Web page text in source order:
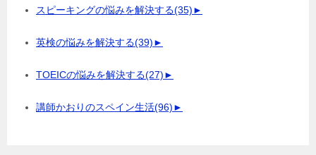
スピーキングの悩みを解決する(35)►
英検の悩みを解決する(39)►
TOEICの悩みを解決する(27)►
講師かおりのスペイン生活(96)►